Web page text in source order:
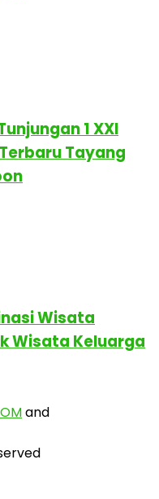
1 XXI
Tayang
Wisata
Wisata Keluarga
and